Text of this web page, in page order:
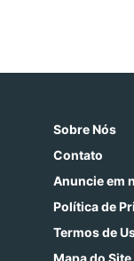
Sobre Nós
Contato
Anuncie em
Política de
Termos de
Mapa do Site